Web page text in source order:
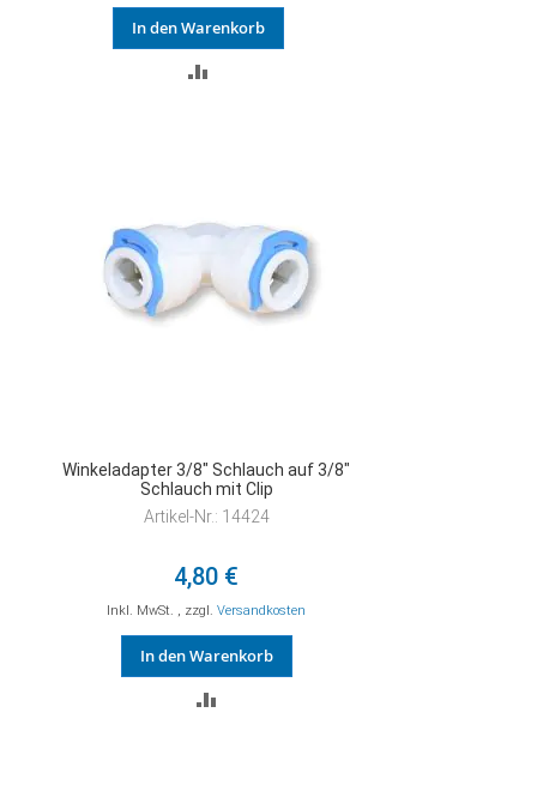
In den Warenkorb
Winkeladapter 3/8" Schlauch auf 3/8"
Schlauch mit Clip
Artikel-Nr.: 14424
4,80 €
Inkl. MwSt. , zzgl.Versandkosten
In den Warenkorb